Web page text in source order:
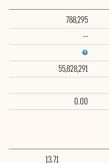
788,295
--
55,828,291
0.00
13.71